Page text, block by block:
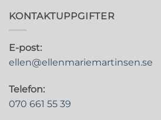
KONTAKTUPPGIFTER
E-post:
ellen@ellenmariemartinsen.se
Telefon:
070 661 55 39